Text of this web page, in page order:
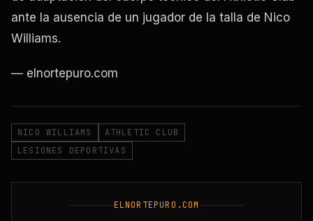
ante la ausencia de un jugador de la talla de Nico
Williams.
— elnortepuro.com
NICO WILLIAMS
ATHLETIC CLUB
LESIONES DEPORTIVAS
ELNORTEPURO.COM